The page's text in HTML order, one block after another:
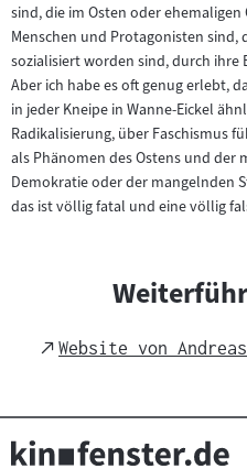
sind, die im Osten oder
Menschen und Protagonisten sind,
sozialisiert worden sind, durch ihre
Aber ich habe es oft genug erlebt,
in jeder Kneipe in Wanne-Eickel
Radikalisierung, über Faschismus
als Phänomen des Ostens und der
Demokratie oder der mangelnden
das ist völlig fatal und eine völlig
External
Website von